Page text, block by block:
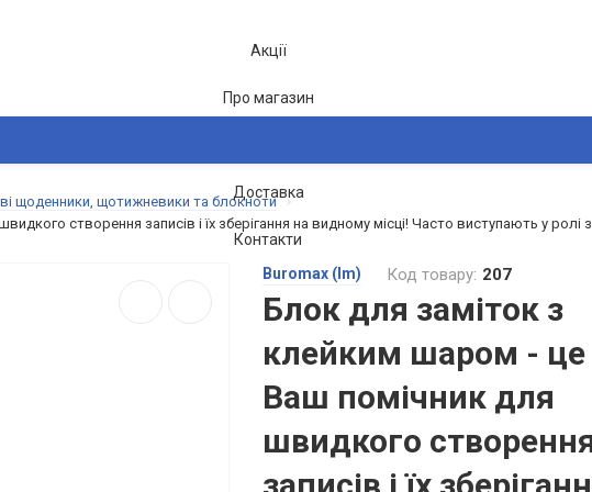
Акції
Про магазин
Доставка
Контакти
26щоденники, щотижневики та блокноти
створення записів і їх зберігання на видному місці! Часто виступають у ролі
Buromax (Im) Код товару: 207
Блок для заміток з
клейким шаром - це
Ваш помічник для
швидкого